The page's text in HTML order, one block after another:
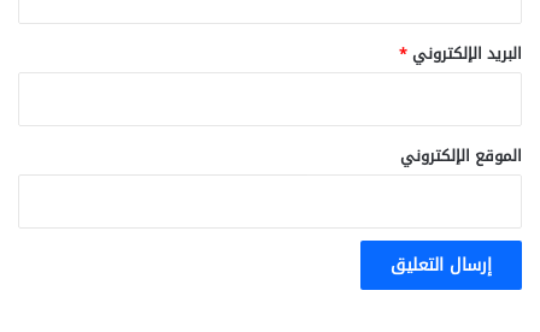
البريد الإلكتروني*
الموقع الإلكتروني